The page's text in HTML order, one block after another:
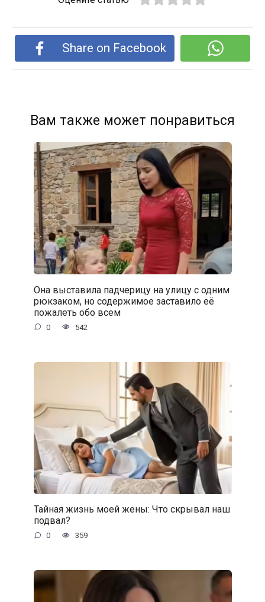
Share on Facebook
Вам также может понравиться
Она выставила падчерицу на улицу с одним
рюкзаком, но содержимое заставило её
пожалеть обо всем
0 542
Тайная жизнь моей жены: Что скрывал наш
подвал?
0 359